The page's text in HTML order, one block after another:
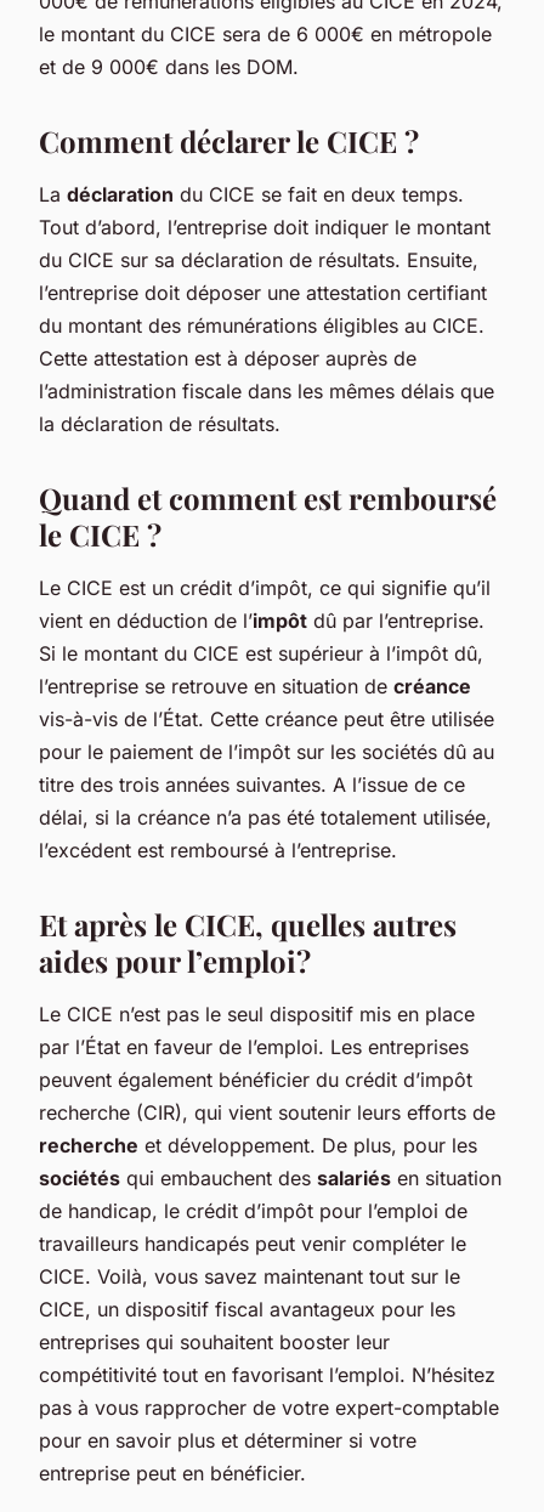
le montant du CICE sera de 6 000€ en métropole
et de 9 000€ dans les DOM.
Comment déclarer le CICE ?
La déclaration du CICE se fait en deux temps.
Tout d’abord, l’entreprise doit indiquer le montant
du CICE sur sa déclaration de résultats. Ensuite,
l’entreprise doit déposer une attestation certifiant
du montant des rémunérations éligibles au CICE.
Cette attestation est à déposer auprès de
l’administration fiscale dans les mêmes délais que
la déclaration de résultats.
Quand et comment est remboursé
le CICE ?
Le CICE est un crédit d’impôt, ce qui signifie qu’il
vient en déduction de l’impôt dû par l’entreprise.
Si le montant du CICE est supérieur à l’impôt dû,
l’entreprise se retrouve en situation de créance
vis-à-vis de l’État. Cette créance peut être utilisée
pour le paiement de l’impôt sur les sociétés dû au
titre des trois années suivantes. A l’issue de ce
délai, si la créance n’a pas été totalement utilisée,
l’excédent est remboursé à l’entreprise.
Et après le CICE, quelles autres
aides pour l’emploi?
Le CICE n’est pas le seul dispositif mis en place
par l’État en faveur de l’emploi. Les entreprises
peuvent également bénéficier du crédit d’impôt
recherche (CIR), qui vient soutenir leurs efforts de
recherche et développement. De plus, pour les
sociétés qui embauchent des salariés en situation
de handicap, le crédit d’impôt pour l’emploi de
travailleurs handicapés peut venir compléter le
CICE. Voilà, vous savez maintenant tout sur le
CICE, un dispositif fiscal avantageux pour les
entreprises qui souhaitent booster leur
compétitivité tout en favorisant l’emploi. N’hésitez
pas à vous rapprocher de votre expert-comptable
pour en savoir plus et déterminer si votre
entreprise peut en bénéficier.